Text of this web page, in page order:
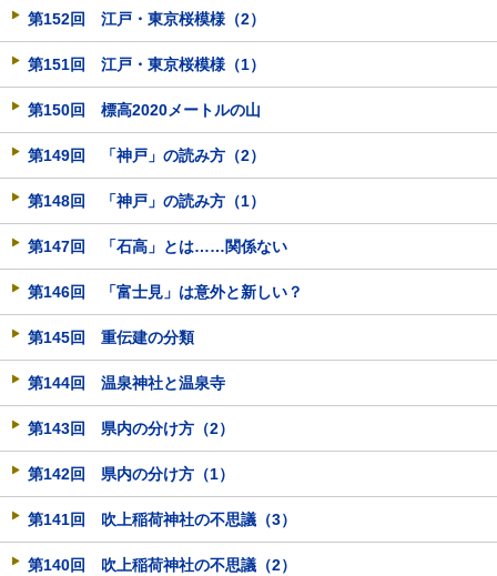
第152回 江戸・東京桜模様（2）
第151回 江戸・東京桜模様（1）
第150回 標高2020メートルの山
第149回 「神戸」の読み方（2）
第148回 「神戸」の読み方（1）
第147回 「石高」とは……関係ない
第146回 「富士見」は意外と新しい？
第145回 重伝建の分類
第144回 温泉神社と温泉寺
第143回 県内の分け方（2）
第142回 県内の分け方（1）
第141回 吹上稲荷神社の不思議（3）
第140回 吹上稲荷神社の不思議（2）